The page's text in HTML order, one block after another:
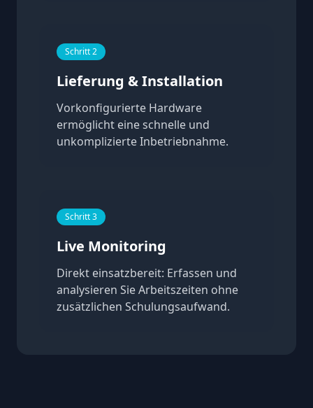
Schritt 2
Lieferung & Installation
Vorkonfigurierte Hardware
ermöglicht eine schnelle und
unkomplizierte Inbetriebnahme.
Schritt 3
Live Monitoring
Direkt einsatzbereit: Erfassen und
analysieren Sie Arbeitszeiten ohne
zusätzlichen Schulungsaufwand.